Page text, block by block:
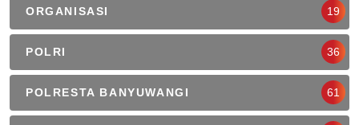
ORGANISASI 19
POLRI 36
POLRESTA BANYUWANGI 61